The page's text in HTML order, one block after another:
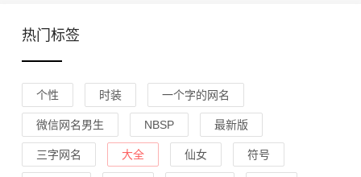
热门标签
个性 时装 一个字的网名
微信网名男生 NBSP 最新版
三字网名 大全 仙女 符号